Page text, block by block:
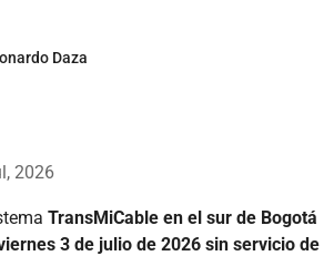
Daza
2026
TransMiCable en el sur de Bogotá
3 de julio de 2026 sin servicio de